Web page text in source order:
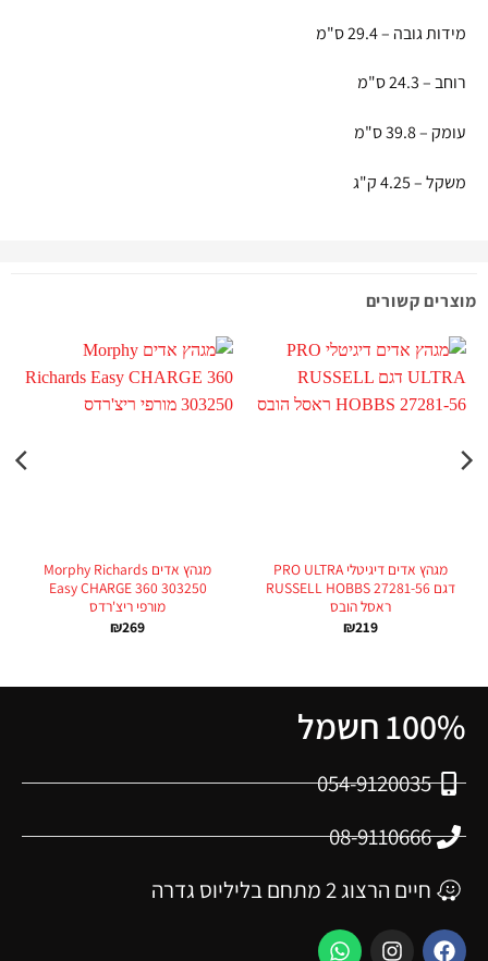
מידות גובה – 29.4 ס"מ
רוחב – 24.3 ס"מ
עומק – 39.8 ס"מ
משקל – 4.25 ק"ג
מוצרים קשורים
מגהץ אדים דיגיטלי PRO ULTRA
דגם RUSSELL HOBBS 27281-56
ראסל הובס
₪219
מגהץ אדים Morphy Richards
Easy CHARGE 360 303250
מורפי ריצ'רדס
₪269
100% חשמל
054-9120035
08-9110666
חיים הרצוג 2 מתחם בליליוס גדרה